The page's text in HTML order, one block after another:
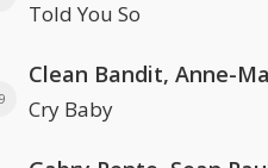
Told You So
Cry Baby